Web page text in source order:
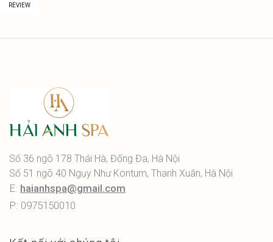
Số 36 ngõ 178 Thái Hà, Đống Đa, Hà Nội
Số 51 ngõ 40 Ngụy Như Kontum, Thanh Xuân, Hà Nội
E: haianhspa@gmail.com
P: 0975150010
REVIEW